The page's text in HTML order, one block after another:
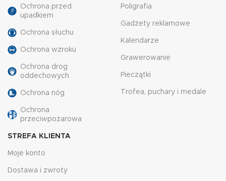
Ochrona przed
upadkiem
Ochrona słuchu
Ochrona wzroku
Ochrona drog
oddechowych
Ochrona nóg
Ochrona
przeciwpożarowa
Poligrafia
Gadżety reklamowe
Kalendarze
Grawerowanie
Pieczątki
Trofea, puchary i medale
STREFA KLIENTA
Moje konto
Dostawa i zwroty